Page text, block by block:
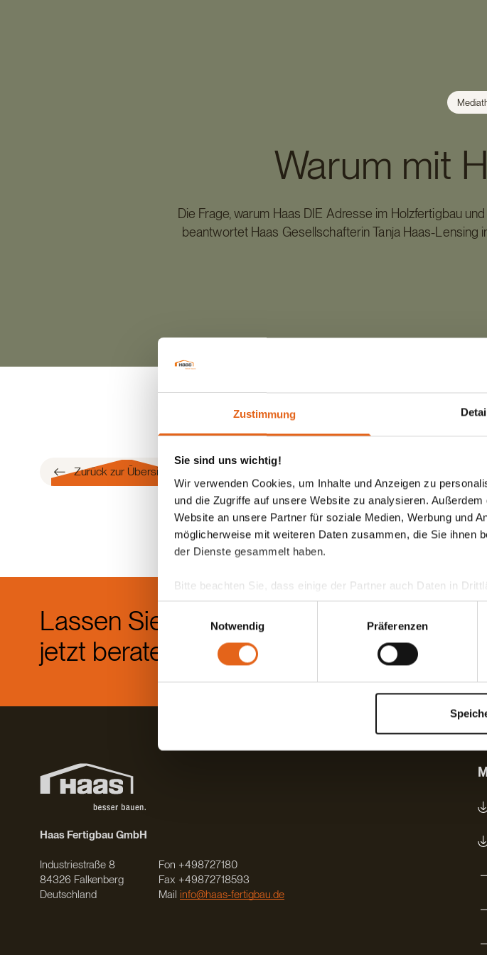
Zustimmung
Sie sind uns wichtig!
Wir verwenden Cookies, um Inhalte und Anzeigen zu
und die Zugriffe auf unsere Website zu analysieren.
Website an unsere Partner für soziale Medien, Werbung und
möglicherweise mit weiteren Daten zusammen, die Sie ihnen
der Dienste gesammelt haben.
Bitte beachten Sie, dass einige der Partner auch Daten in
anderes Datenschutzniveau besteht als in der EU. Wir stellen
Übereinstimmung mit den geltenden Datenschutzgesetzen
Sie geben Einwilligung zu unseren Cookies, wenn Sie unsere
Notwendig
Präferenzen
Warum mit
Die Frage, warum Haas DIE Adresse im Holzfertigbau
beantwortet Haas Gesellschafterin Tanja Haas-Lensing
Zurück zur Übersicht
Lassen Sie sich
jetzt beraten.
einem Haas Fachberater in Ihrer Nähe!
Direkt Termin vereinbaren
Haas Fertigbau GmbH
Industriestraße 8
84326 Falkenberg
Deutschland
Fon +498727180
Fax +49872718593
Mail info@haas-fertigbau.de